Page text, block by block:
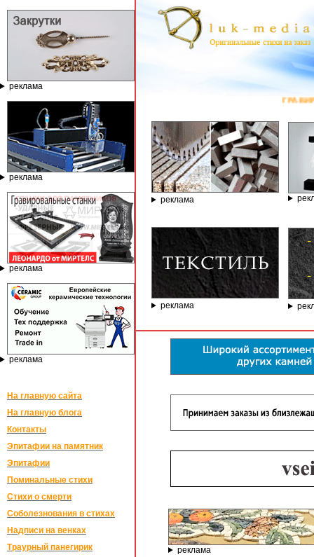
реклама
реклама
реклама
реклама
На главную сайта
На главную блога
Контакты
Эпитафии на памятник
Эпитафии
Поминальные стихи
Стихи о смерти
Соболезнования в стихах
Надписи на венках
Траурный панегирик
реклама
реклама
реклама